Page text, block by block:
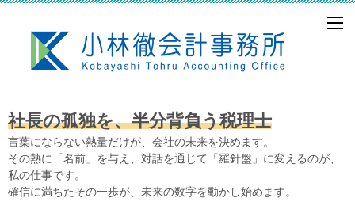
社長の孤独を、半分背負う税理士
言葉にならない熱量だけが、会社の未来を決めます。
その熱に「名前」を与え、対話を通じて「羅針盤」に変えるのが、
私の仕事です。
確信に満ちたその一歩が、未来の数字を動かし始めます。